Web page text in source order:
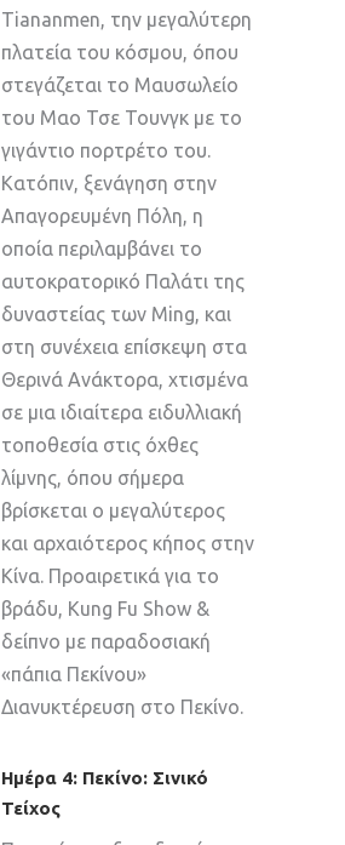
Tiananmen, την μεγαλύτερη
πλατεία του κόσμου, όπου
στεγάζεται το Μαυσωλείο
του Μαο Τσε Τουνγκ με το
γιγάντιο πορτρέτο του.
Κατόπιν, ξενάγηση στην
Απαγορευμένη Πόλη, η
οποία περιλαμβάνει το
αυτοκρατορικό Παλάτι της
δυναστείας των Ming, και
στη συνέχεια επίσκεψη στα
Θερινά Ανάκτορα, χτισμένα
σε μια ιδιαίτερα ειδυλλιακή
τοποθεσία στις όχθες
λίμνης, όπου σήμερα
βρίσκεται ο μεγαλύτερος
και αρχαιότερος κήπος στην
Κίνα. Προαιρετικά για το
βράδυ, Kung Fu Show &
δείπνο με παραδοσιακή
«πάπια Πεκίνου»
Διανυκτέρευση στο Πεκίνο.
Ημέρα 4: Πεκίνο: Σινικό
Τείχος